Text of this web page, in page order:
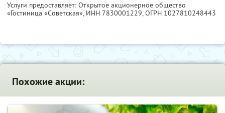
Услуги предоставляет: Открытое акционерное общество
«Гостиница «Советская», ИНН 7830001229, ОГРН 1027810248443
Похожие акции: